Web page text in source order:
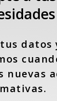
datos
nuevas